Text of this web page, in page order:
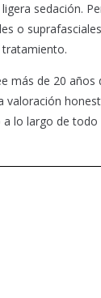
sedación.
o
tratamiento.
más de 20
lo largo de